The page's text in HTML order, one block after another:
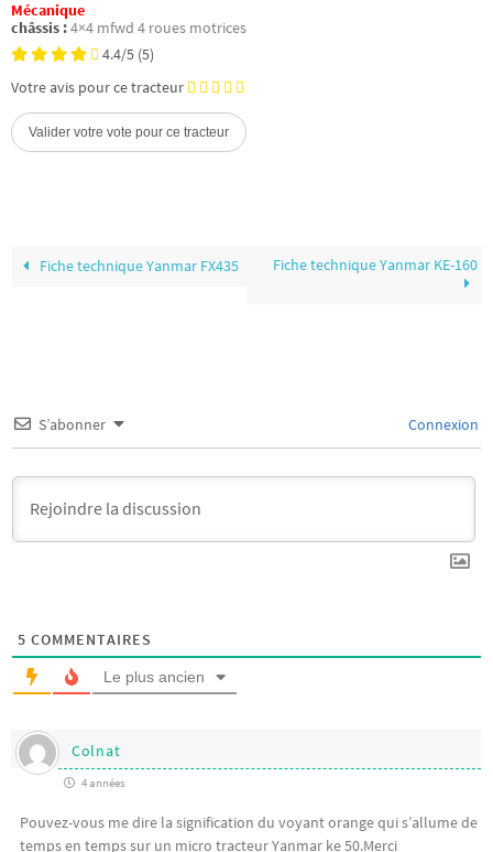
Mécanique
châssis :4×4 mfwd 4 roues motrices
4.4/5 (5)
Votre avis pour ce tracteur
Fiche technique Yanmar FX435 Fiche technique Yanmar KE-160
S’abonner Connexion
5 COMMENTAIRES
Le plus ancien
Colnat
4 années
Pouvez-vous me dire la signification du voyant orange qui s’allume de
temps en temps sur un micro tracteur Yanmar ke 50.Merci